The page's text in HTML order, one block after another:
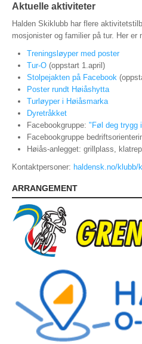
KART OG LØYPER
HISTORISK
TRAIN IN HALDEN
SKOLEORIENTERING
TURLØYPER
KARTARKIV (DOMA)
ARRANGEMENT
NYHETER
NM NATT 2023
HALDEN O-MEETING
GRENSERITTET
TUR-ORIENTERING
STOLPEJAKTEN
TRENINGSLØP
Aktuelle aktiviteter
Halden Skiklubb har flere
mosjonister og familier på tur. Her er
Treningsløyper med poster
Tur-O (oppstart 1.april)
Stolpejakten på Facebook
Poster rundt Høiåshytta
Turløyper i Høiåsmarka
Dyretråkket
Facebookgruppe: "Føl deg trygg
Facebookgruppe
Høiås-anlegget: grillplass,
Kontaktpersoner: haldensk.no/klubb/
ARRANGEMENT